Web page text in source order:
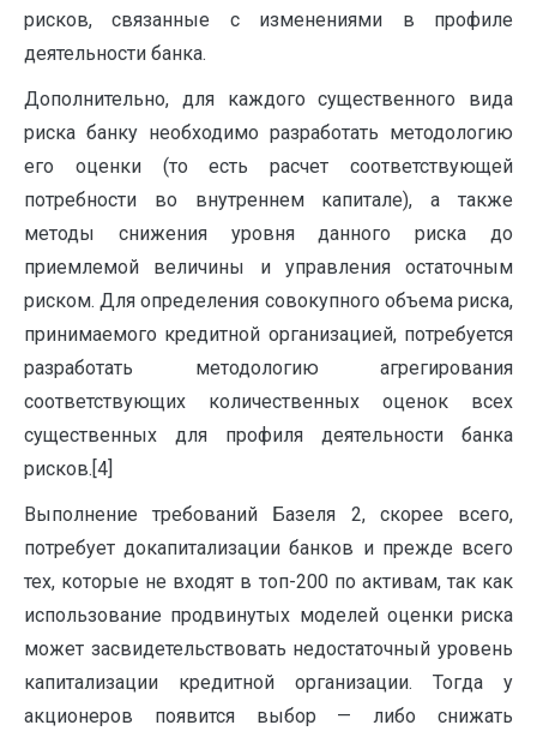
рисков, связанные с изменениями в профиле
деятельности банка.
Дополнительно, для каждого существенного вида
риска банку необходимо разработать методологию
его оценки (то есть расчет соответствующей
потребности во внутреннем капитале), а также
методы снижения уровня данного риска до
приемлемой величины и управления остаточным
риском. Для определения совокупного объема риска,
принимаемого кредитной организацией, потребуется
разработать методологию агрегирования
соответствующих количественных оценок всех
существенных для профиля деятельности банка
рисков.[4]
Выполнение требований Базеля 2, скорее всего,
потребует докапитализации банков и прежде всего
тех, которые не входят в топ-200 по активам, так как
использование продвинутых моделей оценки риска
может засвидетельствовать недостаточный уровень
капитализации кредитной организации. Тогда у
акционеров появится выбор — либо снижать